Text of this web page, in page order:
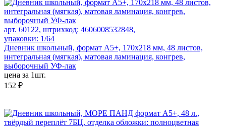
арт. 60122, штрихкод: 4606008532848,
упаковки: 1/64
Дневник школьный, формат А5+, 170х218 мм, 48 листов,
интегральная (мягкая), матовая ламинация, конгрев,
выборочный УФ-лак
цена за 1шт.
152 ₽